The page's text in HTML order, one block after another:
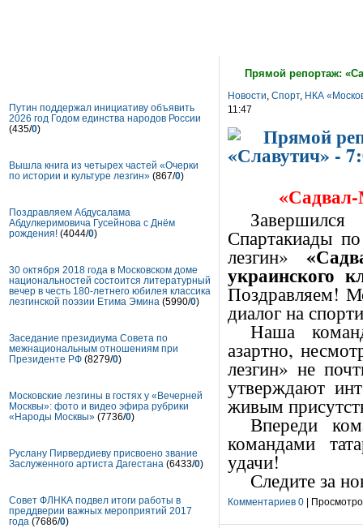
Прямой репортаж:
Новости, Спорт, НКА
11:47
Спартакиады
лезгин»
украинского
Поздравляем!
диалог на
Наша
азартно,
лезгин» не
утверждают
живым
Впереди
командами
удачи!
Следите за
Комментариев 0 |
Путин поддержал инициативу объявить
2026 год Годом единства народов России
(435/0)
Вышла книга из четырех частей «Очерки
по истории и культуре лезгин» (867/0)
Поздравляем Абдусалама
Абдулкеримовича Гусейнова с Днём
рождения! (4044/0)
30 октября 2018 года в Московском доме
национальностей состоится литературный
вечер в честь 180-летнего юбилея классика
лезгинской поэзии Етима Эмина (5990/0)
Заседание президиума Совета по
межнациональным отношениям при
Президенте РФ (8279/0)
Московские лезгины в гостях у «Вечерней
Москвы»: фото и видео эфира рубрики
«Народы Москвы» (7736/0)
Руслану Пирвердиеву присвоено звание
Заслуженного артиста Дагестана (6433/0)
Совет ФЛНКА подвел итоги работы в
преддверии важных мероприятий 2017
года (7686/0)